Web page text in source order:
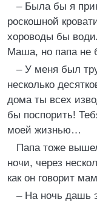
– Была бы я
роскошной
хороводы бы
Маша, но папа не
– У меня был
несколько
дома ты всех
бы поспорить!
моей жизнью…
Папа тоже
ночи, через
как он говорит
– На ночь дашь